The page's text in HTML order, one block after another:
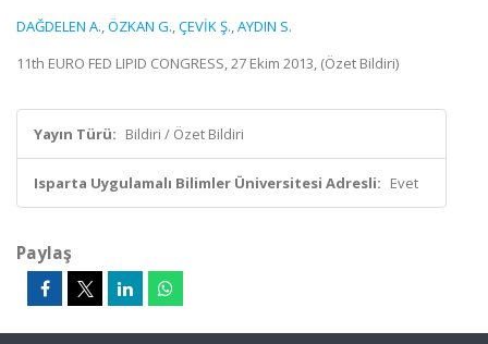
DAĞDELEN A.,ÖZKAN G.,ÇEVİK Ş.,AYDIN S.
11th EURO FED LIPID CONGRESS, 27 Ekim 2013, (Özet Bildiri)
Yayın Türü: Bildiri / Özet Bildiri
Isparta Uygulamalı Bilimler Üniversitesi Adresli: Evet
Paylaş